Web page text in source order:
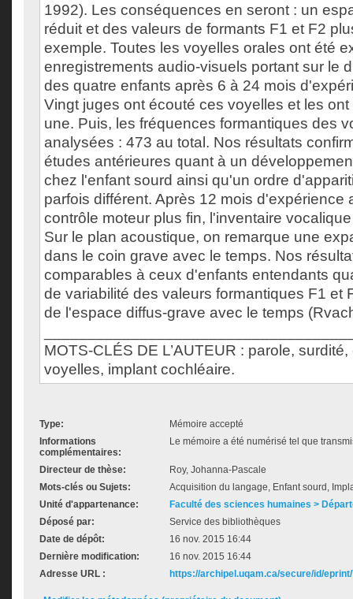
1992). Les conséquences en seront : un
réduit et des valeurs de formants F1 et F2
exemple. Toutes les voyelles orales ont été
enregistrements audio-visuels portant sur le
des quatre enfants après 6 à 24 mois
Vingt juges ont écouté ces voyelles et les
une. Puis, les fréquences formantiques des
analysées : 473 au total. Nos résultats
études antérieures quant à un
chez l'enfant sourd ainsi qu'un ordre
parfois différent. Après 12 mois d'expérience
contrôle moteur plus fin, l'inventaire
Sur le plan acoustique, on remarque une
dans le coin grave avec le temps. Nos
comparables à ceux d'enfants entendants
de variabilité des valeurs formantiques F1 et
de l'espace diffus-grave avec le temps
MOTS-CLÉS DE L’AUTEUR : parole,
voyelles, implant cochléaire.
Type:
Mémoire accepté
Informations
complémentaires:
Le mémoire a été numérisé tel que
Directeur de thèse:
Roy, Johanna-Pascale
Mots-clés ou Sujets:
Acquisition du langage, Enfant sourd,
Unité d'appartenance:
Faculté des sciences humaines >
Déposé par:
Service des bibliothèques
Date de dépôt:
16 nov. 2015 16:44
Dernière modification:
16 nov. 2015 16:44
Adresse URL :
https://archipel.uqam.ca/secure/id/